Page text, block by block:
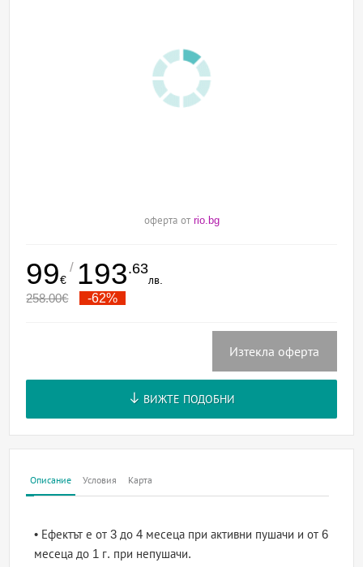
оферта от rio.bg
99€
/ 193.63
лв.
258.00€ -62%
Изтекла оферта
ВИЖТЕ ПОДОБНИ
Описание Условия Карта
• Ефектът е от 3 до 4 месеца при активни пушачи и от 6
месеца до 1 г. при непушачи.